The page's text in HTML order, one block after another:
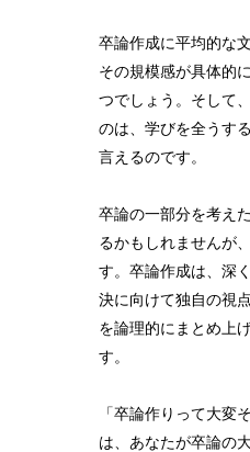
卒論作成に平均的な
その規模感が具体的
つでしょう。そして
のは、学びを全うす
言えるのです。
卒論の一部分を考え
るかもしれませんが
す。卒論作成は、深
決に向けて独自の視
を論理的にまとめ上
す。
「卒論作りって大変
は、あなたが卒論の